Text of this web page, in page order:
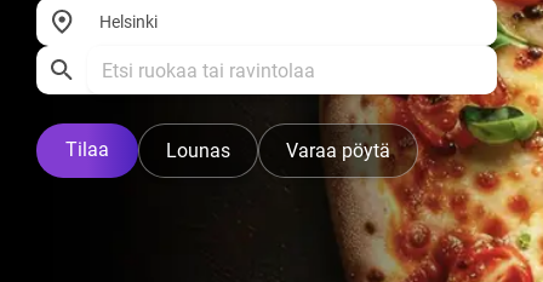
Tilaa Lounas Varaa pöytä